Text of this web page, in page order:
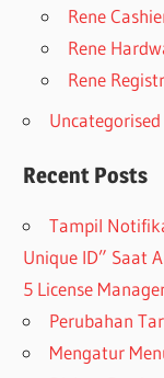
Rene
Rene
Rene
Uncategorised
Recent Posts
Tampil
Unique ID” Saat
5 License
Perubahan
Mengatur